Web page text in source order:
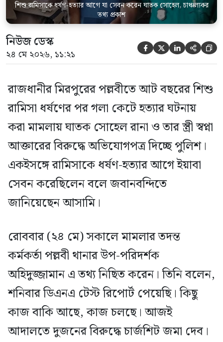
শিশু রামিসাকে ধর্ষণ-হত্যার আগে যা সেবন করেন ঘাতক সোহেল, চাঞ্চল্যকর
তথ্য প্রকাশ
নিউজ ডেস্ক
২৪ মে ২০২৬, ১১:২১     
রাজধানীর মিরপুরের পল্লবীতে আট বছরের শিশু
রামিসা ধর্ষণের পর গলা কেটে হত্যার ঘটনায়
করা মামলায় ঘাতক সোহেল রানা ও তার স্ত্রী স্বপ্না
আক্তারের বিরুদ্ধে অভিযোগপত্র দিচ্ছে পুলিশ।
একইসঙ্গে রামিসাকে ধর্ষণ-হত্যার আগে ইয়াবা
সেবন করেছিলেন বলে জবানবন্দিতে
জানিয়েছেন আসামি।
রোববার (২৪ মে) সকালে মামলার তদন্ত
কর্মকর্তা পল্লবী থানার উপ-পরিদর্শক
অহিদুজ্জামান এ তথ্য নিছিত করেন। তিনি বলেন,
শনিবার ডিএনএ টেস্ট রিপোর্ট পেয়েছি। কিছু
কাজ বাকি আছে, কাজ চলছে। আজই
আদালতে দুজনের বিরুদ্ধে চার্জশিট জমা দেব।